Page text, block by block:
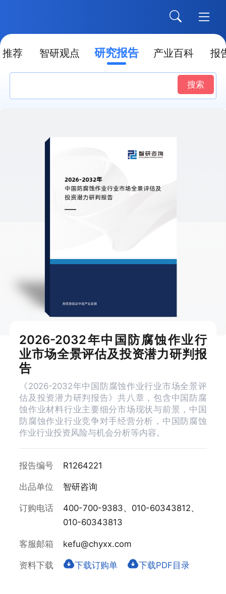
推荐 智研观点 研究报告 产业百科 报
搜索
2026-2032年中国防腐蚀作业行
业市场全景评估及投资潜力研判报
告
《2026-2032年中国防腐蚀作业行业市场全景评
估及投资潜力研判报告》共八章，包含中国防腐
蚀作业材料行业主要细分市场现状与前景，中国
防腐蚀作业行业竞争对手经营分析，中国防腐蚀
作业行业投资风险与机会分析等内容。
报告编号 R1264221
出品单位 智研咨询
订购电话
400-700-9383、010-60343812、
010-60343813
客服邮箱 kefu@chyxx.com
资料下载 下载订购单 下载PDF目录